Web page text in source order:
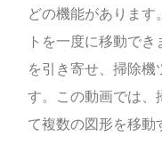
どの機能がありま
トを一度に移動で
を引き寄せ、掃除機
す。この動画では、
て複数の図形を移動